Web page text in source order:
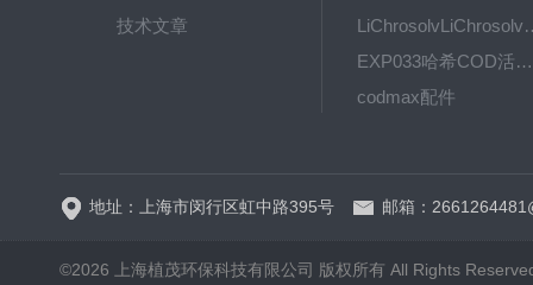
技术文章
EXP033哈希COD活塞泵价格 EXP033
codmax配件
地址：上海市闵行区虹中路395号 邮箱：
©2026 上海植茂环保科技有限公司 版权所有 All Rights